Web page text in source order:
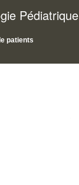
Pédiatrique
patients